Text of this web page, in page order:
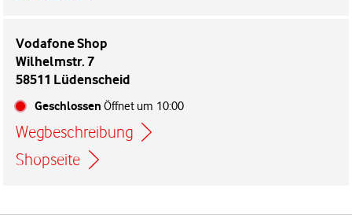
Vodafone Shop
Wilhelmstr. 7
58511 Lüdenscheid
Geschlossen Öffnet um 10:00
Wegbeschreibung
Link öffnet in einem neuen Tab
Shopseite